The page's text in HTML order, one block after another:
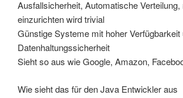
Ausfallsicherheit, Automatische
einzurichten wird trivial
Günstige Systeme mit hoher Verfügbarkeit
Datenhaltungssicherheit
Sieht so aus wie Google, Amazon,
Wie sieht das für den Java Entwickler aus